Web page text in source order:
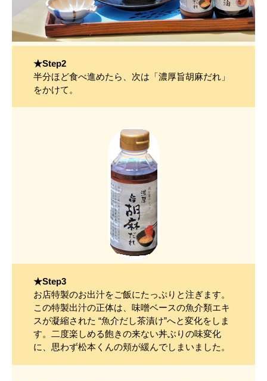
★Step2
半分ほど食べ進めたら、次は「濃厚旨胡麻だれ」
をかけて。
★Step3
お店特製のお出汁をご飯にたっぷりと注ぎます。
この特製出汁の正体は、味噌ベースの魚介類エキ
スが凝縮された “魚介だし茶漬け”へと変化をしま
す。二度楽しめる飽きの来ない丼ぶりの味変化
に、思わず松本くんの頬が緩んでしまいました。